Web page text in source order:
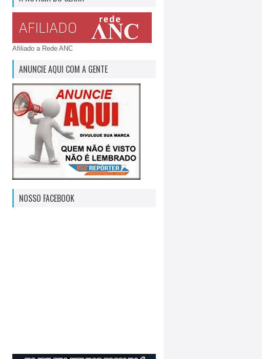
Afiliado a Rede ANC
ANUNCIE AQUI COM A GENTE
NOSSO FACEBOOK